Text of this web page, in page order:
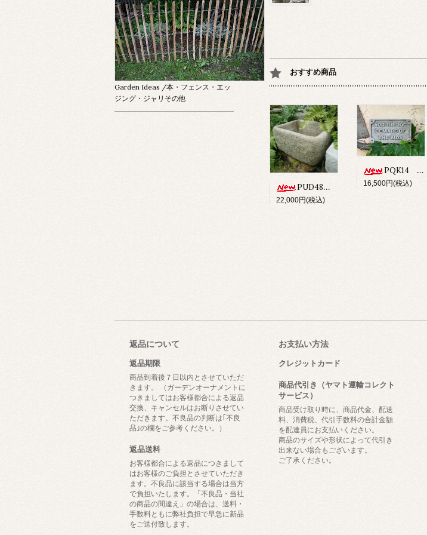
おすすめ商品
PUD48 ALPINE PLANTER
22,000円(税込)
PQK14 SOD THE DOG BEWARE OF THE KIDS
16,500円(税込)
Garden Ideas /本・フェンス・エッ
ジング・ジャリその他
返品について
返品期限
商品到着後７日以内とさせていただ
きます。 （ガーデンオーナメントに
つきましてはお客様都合による返品
交換、キャンセルはお断りさせてい
ただきます。不良品の判断は｢不良
品｣の欄をご参考ください。）
返品送料
お客様都合による返品につきまして
はお客様のご負担とさせていただき
ます。不良品に該当する場合は当方
で負担いたします。「不良品・当社
の商品の間違え」の場合は、送料・
手数料ともに弊社負担で早急に新品
をご送付致します。
お支払い方法
クレジットカード
商品代引き（ヤマト運輸コレクト
サービス）
商品受け取り時に、商品代金、配送
料、消費税、代引手数料の合計金額
を配達員にお支払いください。
商品のサイズや形状によって代引き
出来ない場合もございます。
ご了承ください。